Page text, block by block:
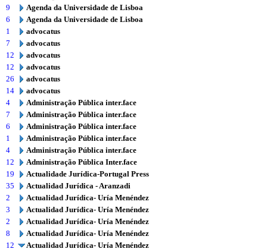
9
Agenda da Universidade de Lisboa
6
Agenda da Universidade de Lisboa
1
advocatus
7
advocatus
12
advocatus
12
advocatus
26
advocatus
14
advocatus
4
Administração Pública inter.face
7
Administração Pública inter.face
6
Administração Pública inter.face
1
Administração Pública inter.face
4
Administração Pública inter.face
12
Administração Pública Inter.face
19
Actualidade Jurídica-Portugal Press
35
Actualidad Jurídica - Aranzadi
2
Actualidad Jurídica- Uría Menéndez
3
Actualidad Jurídica- Uría Menéndez
2
Actualidad Jurídica- Uría Menéndez
8
Actualidad Jurídica- Uría Menéndez
12
Actualidad Jurídica- Uría Menéndez